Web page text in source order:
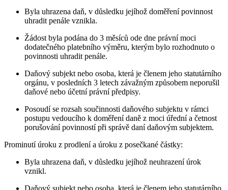
Byla uhrazena daň, v důsledku jejíhož doměření povinnost
uhradit penále vznikla.
Žádost byla podána do 3 měsíců ode dne právní moci
dodatečného platebního výměru, kterým bylo rozhodnuto o
povinnosti uhradit penále.
Daňový subjekt nebo osoba, která je členem jeho statutárního
orgánu, v posledních 3 letech závažným způsobem neporušil
daňové nebo účetní právní předpisy.
Posoudí se rozsah součinnosti daňového subjektu v rámci
postupu vedoucího k doměření daně z moci úřední a četnost
porušování povinností při správě daní daňovým subjektem.
Prominutí úroku z prodlení a úroku z posečkané částky:
Byla uhrazena daň, v důsledku jejíhož neuhrazení úrok
vznikl.
Daňový subjekt nebo osoba, která je členem jeho statutárního